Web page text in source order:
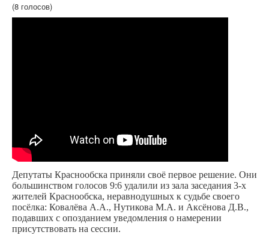
(8 голосов)
Депутаты Краснообска приняли своё первое решение. Они
большинством голосов 9:6 удалили из зала заседания 3-х
жителей Краснообска, неравнодушных к судьбе своего
посёлка: Ковалёва А.А., Нутикова М.А. и Аксёнова Д.В.,
подавших с опозданием уведомления о намерении
присутствовать на сессии.